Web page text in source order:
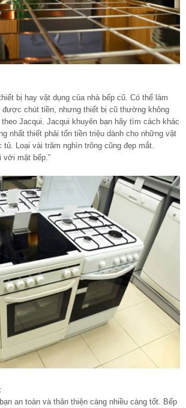
bị hay vật dụng của nhà bếp cũ. Có thể làm
được chút tiền, nhưng thiết bị cũ thường không
Jacqui. Jacqui khuyên bạn hãy tìm cách khác
nhất thiết phải tốn tiền triệu dành cho những vật
Loại vài trăm nghìn trông cũng đẹp mắt.
mặt bếp.”
an toàn và thân thiện càng nhiều càng tốt. Bếp